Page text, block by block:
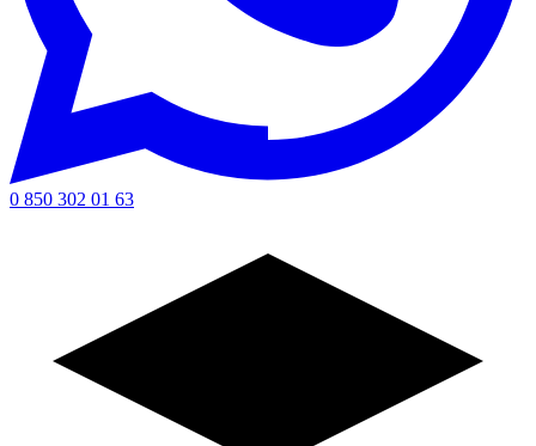
0 850 302 01 63